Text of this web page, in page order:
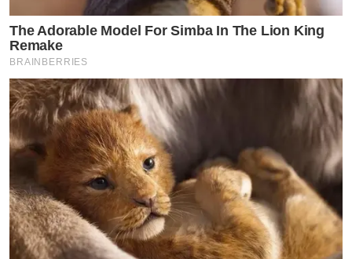
The Adorable Model For Simba In The Lion King
Remake
BRAINBERRIES